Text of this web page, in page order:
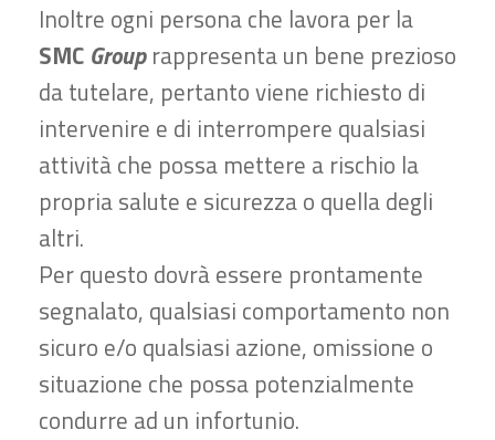
Inoltre ogni persona che lavora per la
SMC Grouprappresenta un bene prezioso
da tutelare, pertanto viene richiesto di
intervenire e di interrompere qualsiasi
attività che possa mettere a rischio la
propria salute e sicurezza o quella degli
altri.
Per questo dovrà essere prontamente
segnalato, qualsiasi comportamento non
sicuro e/o qualsiasi azione, omissione o
situazione che possa potenzialmente
condurre ad un infortunio.